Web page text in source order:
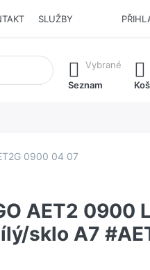
SLUŽBY
klávesy Enter vyvoláte
Vybrané
Seznam
0900 04 07
AET2 0900 L
sklo A7